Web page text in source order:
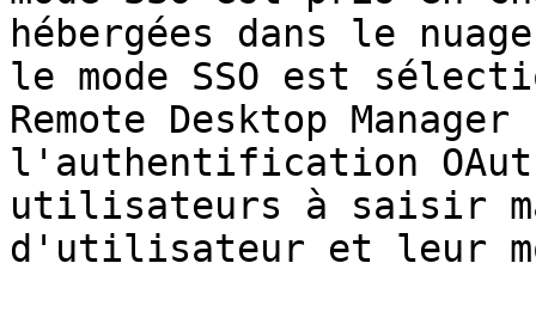
hébergées dans le
le mode SSO est
Remote Desktop
l'authentification
utilisateurs à saisir
d'utilisateur et leur